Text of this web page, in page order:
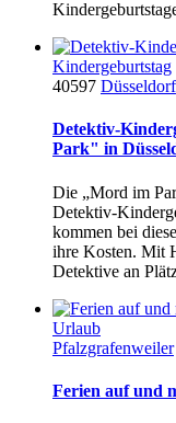
Kindergeburtstag
40597 Düsseldorf
Detektiv-
Park" in
Die „Mord im
Detektiv-
kommen bei
ihre Kosten. Mit
Detektive an
Urlaub
Pfalzgrafenweiler
Ferien auf und